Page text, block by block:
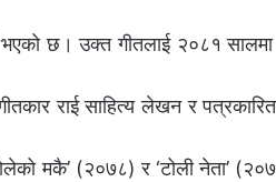
भएको छ। उक्त गीतलाई २०८१
राई साहित्य लेखन र
मकै’ (२०७८) र ‘टोली नेता’